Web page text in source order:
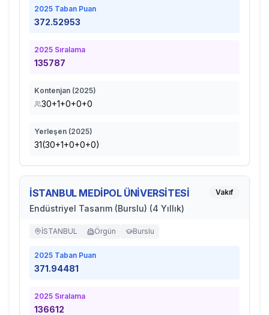
2025 Taban Puan
372.52953
2025 Sıralama
135787
Kontenjan (2025)
30+1+0+0+0
Yerleşen (2025)
31(30+1+0+0+0)
İSTANBUL MEDİPOL ÜNİVERSİTESİ
Endüstriyel Tasarım (Burslu) (4 Yıllık)
Vakıf
İSTANBUL Örgün Burslu
2025 Taban Puan
371.94481
2025 Sıralama
136612